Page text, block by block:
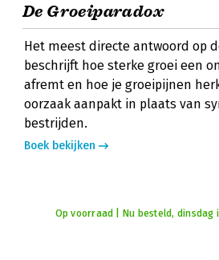
De Groeiparadox
Het meest directe antwoord op
beschrijft hoe sterke groei een
afremt en hoe je groeipijnen
oorzaak aanpakt in plaats van
bestrijden.
Boek bekijken
Op voorraad | Nu besteld, dinsdag